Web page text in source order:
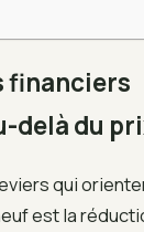
financiers
delà du
qui
est la